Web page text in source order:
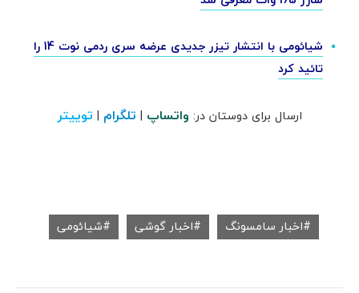
شیائومی با انتشار تیزر جدیدی عرضه سری ردمی نوت 14 را
تائید کرد
ارسال برای دوستان در: واتساپ | تلگرام | توییتر
اخبار سامسونگ اخبار گوشی شیائومی